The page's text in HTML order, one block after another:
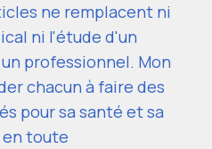
ne remplacent ni
ni l'étude d'un
professionnel. Mon
chacun à faire des
pour sa santé et sa
toute